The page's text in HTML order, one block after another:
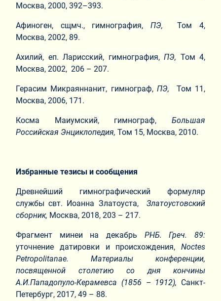
Москва, 2000, 392–393.
Афиноген, сщмч., гимнография, ПЭ,
Том 4,
Москва, 2002, 89.
Ахилий, еп. Ларисский, гимнография, ПЭ, Том 4,
Москва, 2002, 206 – 207.
Герасим Микраяннанит, гимнограф, ПЭ, Том 11,
Москва, 2006, 171.
Косма Маиумский, гимнограф, Большая
Российская Энциклопедия, Том 15, Москва, 2010.
Избранные тезисы и сообщения
Древнейший гимнографический формуляр
службы свт. Иоанна Златоуста, Златоустовский
сборник, Москва, 2018, 203 – 217.
Фрагмент минеи на декабрь РНБ. Греч. 89:
уточнение датировки и происхождения, Noctes
Petropolitanae. Материалы конференции,
посвященной столетию со дня кончины
А.И.Пападопуло-Керамевса (1856 – 1912), Санкт-
Петербург, 2017, 49 – 88.